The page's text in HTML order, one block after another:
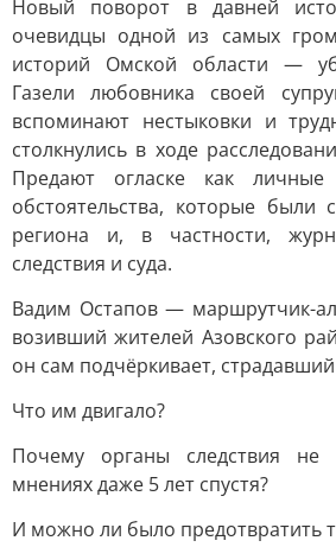
Новый поворот в давней
очевидцы одной из самых
историй Омской области —
Газели любовника своей
вспоминают нестыковки и
столкнулись в ходе
Предают огласке как
обстоятельства, которые были
региона и, в частности,
следствия и суда.
Вадим Остапов — маршрутчик-
возивший жителей Азовского
он сам подчёркивает,
Что им двигало?
Почему органы следствия не
мнениях даже 5 лет спустя?
И можно ли было предотвратить